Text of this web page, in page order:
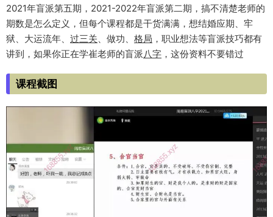
2021年盲派第五期，2021-2022年盲派第二期，搞不清楚老师的
期数是怎么定义，但每个课程都是干货满满，想结婚应期、牢
狱、大运流年、 过三关、做功、 格局 ，职业想法等盲派技巧都有
讲到，如果你正在学崔老师的盲派八字 ，这份资料不要错过
课程截图